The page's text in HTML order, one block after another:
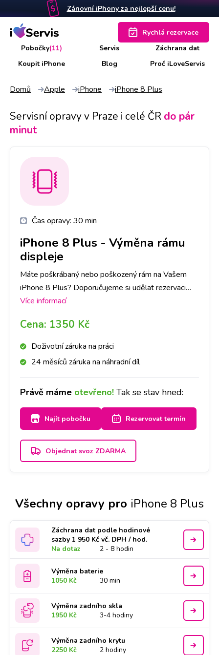
Zánovní iPhony za nejlepší cenu!
Pobočky(11) Servis
Záchrana dat
Koupit iPhone
Blog Proč iLoveServis
Rychlá rezervace
Domů Apple iPhone iPhone 8 Plus
Servisní opravy v Praze i celé ČR do pár
minut
Čas opravy: 30 min
iPhone 8 Plus - Výměna rámu
displeje
Máte poškrábaný nebo poškozený rám na Vašem
iPhone 8 Plus? Doporučujeme si udělat rezervaci
nebo zavolat na vybranou pobočku. Do hodiny Vám
nový.
Více informací
Cena: 1350 Kč
Doživotní záruka na práci
24 měsíců záruka na náhradní díl
Právě máme otevřeno! Tak se stav hned:
Najít pobočku Rezervovat termín
Objednat svoz ZDARMA
Všechny opravy pro iPhone 8 Plus
Záchrana dat podle hodinové
sazby 1 950 Kč vč. DPH / hod.
Na dotaz
2 - 8 hodin
Výměna baterie
1050 Kč
30 min
Výměna zadního skla
1950 Kč
3-4 hodiny
Výměna zadního krytu
2250 Kč
2 hodiny